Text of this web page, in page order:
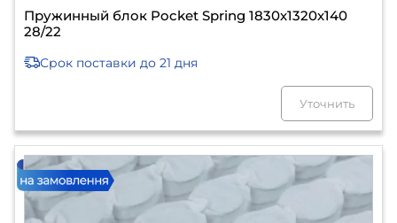
Пружинный блок Pocket Spring 1830х1320х140
28/22
Срок поставки до 21 дня
Уточнить